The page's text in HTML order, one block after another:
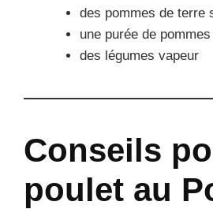
des pommes de terre
une purée de
des légumes vapeur
Conseils
poulet au